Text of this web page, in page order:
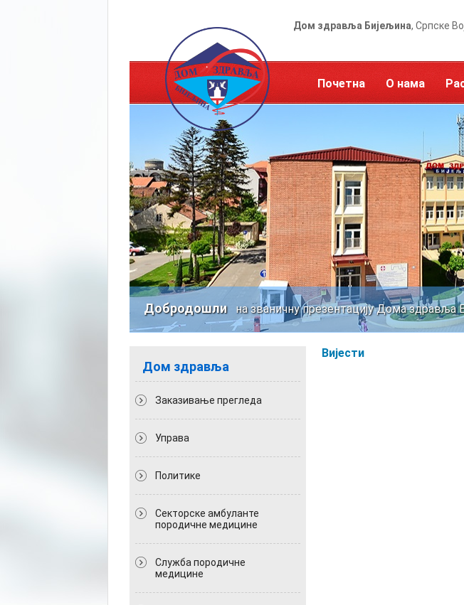
Дом здравља Бијељина, Српске
Почетна О нама
Добродошлина званичну презентацију Дома здравља
Дом здравља
Заказивање прегледа
Управа
Политикe
Секторске амбуланте
породичне медицине
Служба породичне
медицине
Вијести